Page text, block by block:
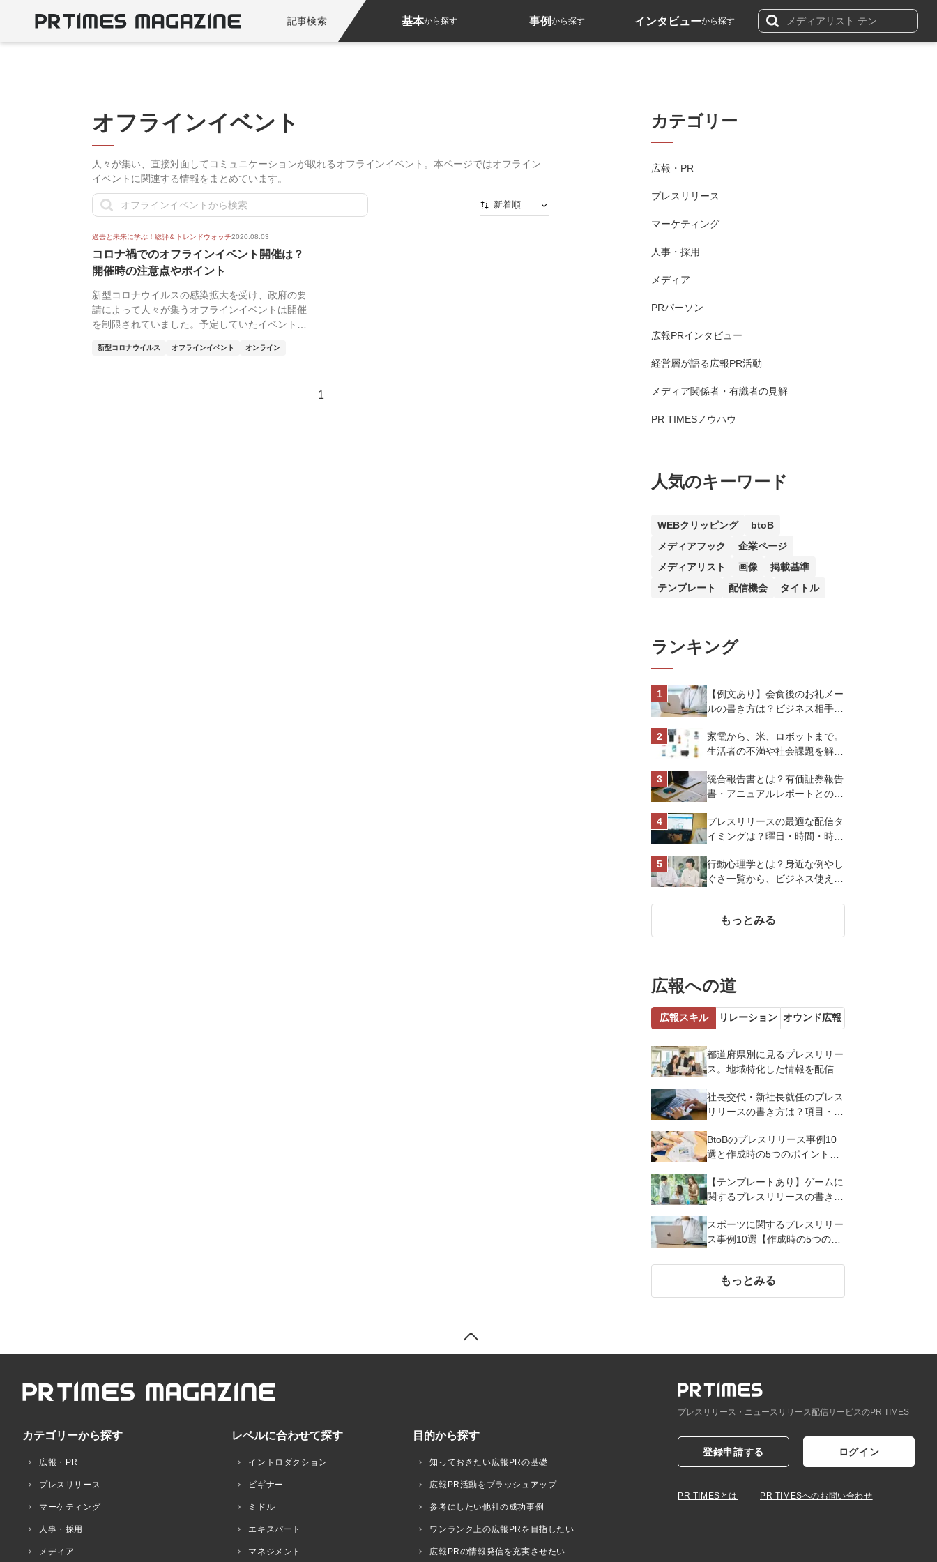
記事検索 基本から探す 事例から探す インタビューから探す
オフラインイベント
人々が集い、直接対面してコミュニケーションが取れるオフラインイベント。本ページではオフライン
イベントに関連する情報をまとめています。
新着順
過去と未来に学ぶ！総評＆トレンドウォッチ2020.08.03
コロナ禍でのオフラインイベント開催は？
開催時の注意点やポイント
新型コロナウイルスの感染拡大を受け、政府の要
請によって人々が集うオフラインイベントは開催
を制限されていました。予定していたイベントを
新型コロナウイルス オフラインイベント オンライン
1
カテゴリー
広報・PR
プレスリリース
マーケティング
人事・採用
メディア
PRパーソン
広報PRインタビュー
経営層が語る広報PR活動
メディア関係者・有識者の見解
PR TIMESノウハウ
人気のキーワード
WEBクリッピング
btoB
メディアフック
企業ページ
メディアリスト
画像
掲載基準
テンプレート
配信機会 タイトル
ランキング
【例文あり】会食後のお礼メー
ルの書き方は？ビジネス相手に
トを解説
家電から、米、ロボットまで。
生活者の不満や社会課題を解決
スオーヤマ株式会社
統合報告書とは？有価証券報告
書・アニュアルレポートとの違
プレスリリースの最適な配信タ
イミングは？曜日・時間・時期
化させよう
行動心理学とは？身近な例やし
ぐさ一覧から、ビジネス使える
もっとみる
広報への道
広報スキル リレーション オウンド広報
都道府県別に見るプレスリリー
ス。地域特化した情報を配信す
社長交代・新社長就任のプレス
リリースの書き方は？項目・ポ
BtoBのプレスリリース事例10
選と作成時の5つのポイントを
【テンプレートあり】ゲームに
関するプレスリリースの書き方
スポーツに関するプレスリリー
ス事例10選【作成時の5つのポ
もっとみる
カテゴリーから探す
広報・PR
プレスリリース
マーケティング
人事・採用
メディア
レベルに合わせて探す
イントロダクション
ビギナー
ミドル
エキスパート
マネジメント
目的から探す
知っておきたい広報PRの基礎
広報PR活動をブラッシュアップ
参考にしたい他社の成功事例
ワンランク上の広報PRを目指したい
広報PRの情報発信を充実させたい
プレスリリース・ニュースリリース配信サービスのPR TIMES
登録申請する ログイン
PR TIMESとは PR TIMESへのお問い合わせ